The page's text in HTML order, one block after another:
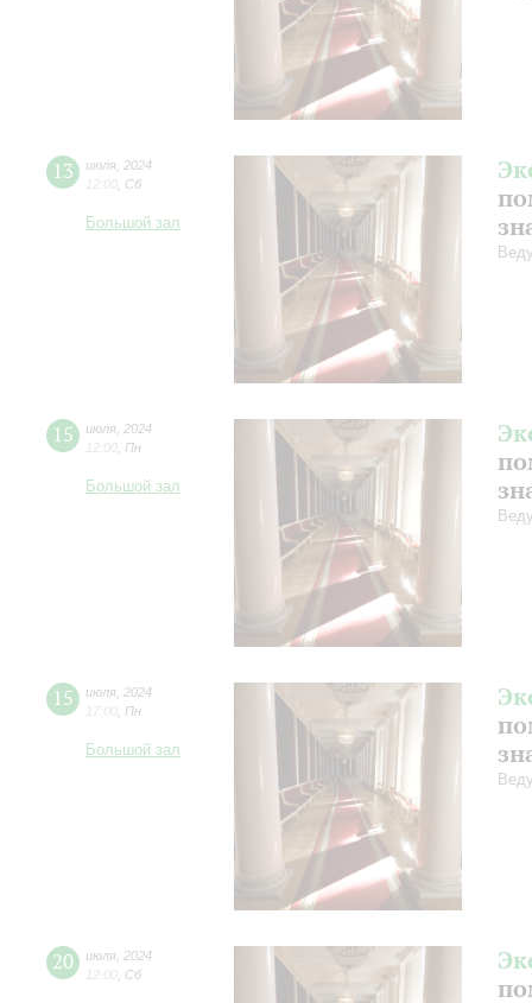
13 июля 2024
12:00 Сб
Большой зал
15 июля 2024
12:00 Пн
Большой зал
15 июля 2024
17:00 Пн
Большой зал
20 июля 2024
12:00 Сб